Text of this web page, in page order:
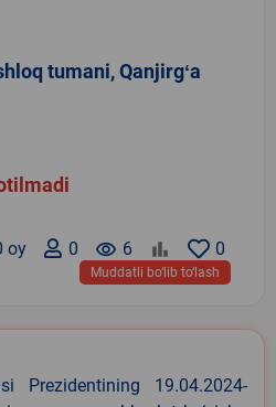
tumani, Qanjirgʻa
0
remove_red_eye 6
0
oy
Muddatli bo‘lib to‘lash
Prezidentining 19.04.2024-